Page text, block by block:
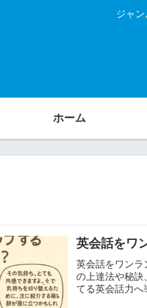
ジャ
ホーム
英会話をワ
英会話をワンラ
の上達法や秘訣
てる英会話力へ